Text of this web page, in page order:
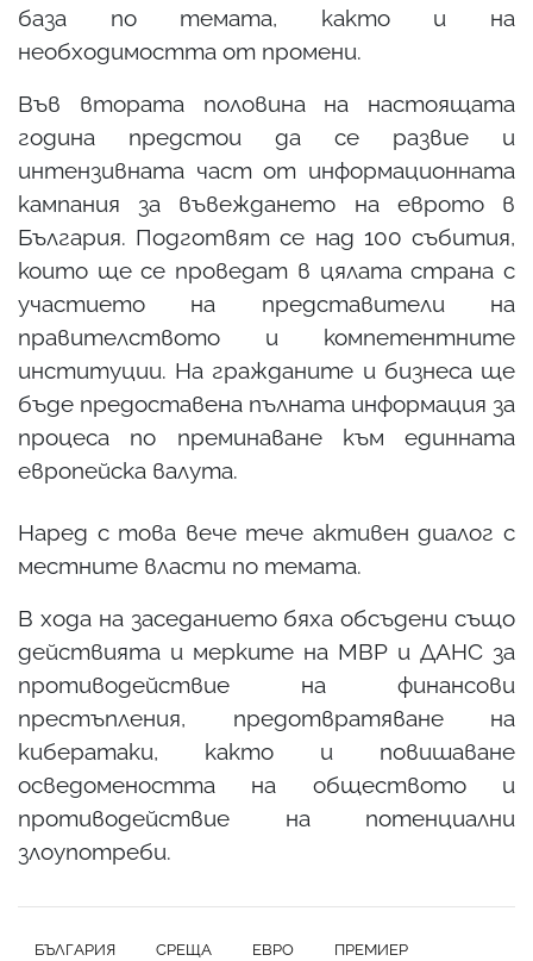
база по темата, както и на
необходимостта от промени.
Във втората половина на настоящата
година предстои да се развие и
интензивната част от информационната
кампания за въвеждането на еврото в
България. Подготвят се над 100 събития,
които ще се проведат в цялата страна с
участието на представители на
правителството и компетентните
институции. На гражданите и бизнеса ще
бъде предоставена пълната информация за
процеса по преминаване към единната
европейска валута.
Наред с това вече тече активен диалог с
местните власти по темата.
В хода на заседанието бяха обсъдени също
действията и мерките на МВР и ДАНС за
противодействие на финансови
престъпления, предотвратяване на
кибератаки, както и повишаване
осведомеността на обществото и
противодействие на потенциални
злоупотреби.
БЪЛГАРИЯ СРЕЩА ЕВРО ПРЕМИЕР